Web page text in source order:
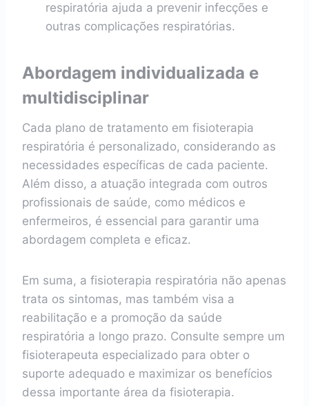
respiratória ajuda a prevenir infecções e
outras complicações respiratórias.
Abordagem individualizada e
multidisciplinar
Cada plano de tratamento em fisioterapia
respiratória é personalizado, considerando as
necessidades específicas de cada paciente.
Além disso, a atuação integrada com outros
profissionais de saúde, como médicos e
enfermeiros, é essencial para garantir uma
abordagem completa e eficaz.
Em suma, a fisioterapia respiratória não apenas
trata os sintomas, mas também visa a
reabilitação e a promoção da saúde
respiratória a longo prazo. Consulte sempre um
fisioterapeuta especializado para obter o
suporte adequado e maximizar os benefícios
dessa importante área da fisioterapia.